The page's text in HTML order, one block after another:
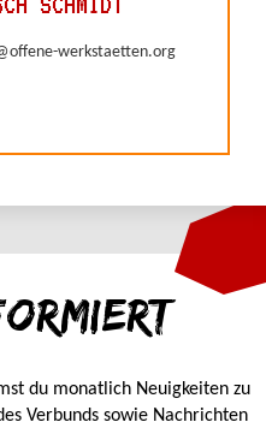
du monatlich Neuigkeiten zu
Verbunds sowie Nachrichten